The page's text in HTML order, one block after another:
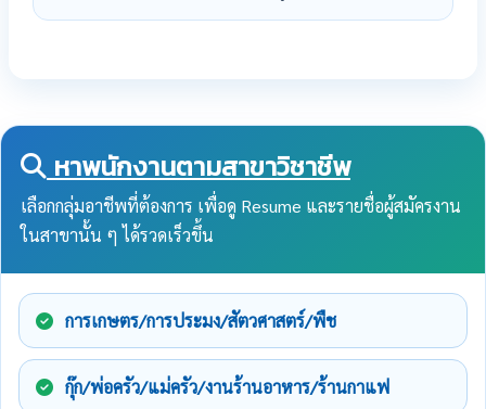
หาพนักงานตามสาขาวิชาชีพ
เลือกกลุ่มอาชีพที่ต้องการ เพื่อดู Resume และรายชื่อผู้สมัครงาน
ในสาขานั้น ๆ ได้รวดเร็วขึ้น
การเกษตร/การประมง/สัตวศาสตร์/พืช
กุ๊ก/พ่อครัว/แม่ครัว/งานร้านอาหาร/ร้านกาแฟ